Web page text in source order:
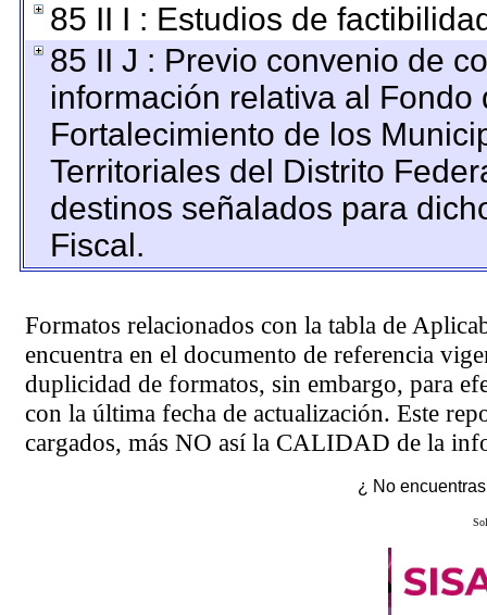
85 II I : Estudios de
85 II J : Previo convenio de
información relativa al
Fortalecimiento de los
Territoriales del Distrito
destinos señalados para
Fiscal.
Formatos relacionados con la tabla de
encuentra en el documento de referencia
duplicidad de formatos, sin embargo, para
con la última fecha de actualización. Este
cargados, más NO así la CALIDAD de la
¿ No